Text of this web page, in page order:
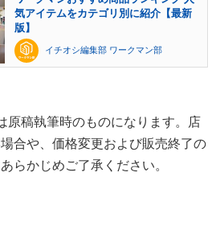
気アイテムをカテゴリ別に紹介【最新
版】
イチオシ編集部 ワークマン部
原稿執筆時のものになります。店
合や、価格変更および販売終了の
らかじめご了承ください。